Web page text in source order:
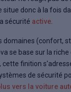
situe donc à la fois
sécurité active
domaines (confort,
se base sur la
finition
de sécurité
vers la voiture